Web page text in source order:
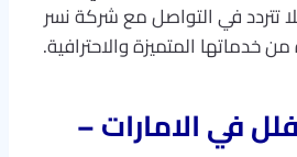
تتردد في التواصل مع شركة نسر
خدماتها المتميزة والاحترافية.
في الامارات –